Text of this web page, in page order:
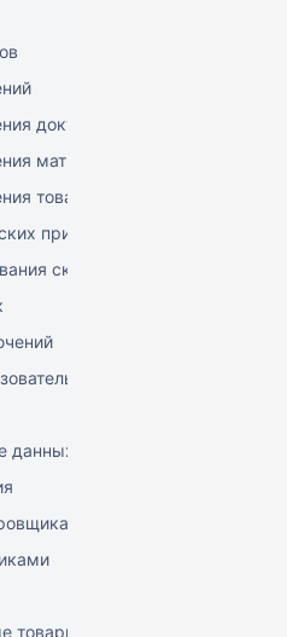
документов
матриц
товаров
приложений
сканирований штрихкодов
логирования
данных
товарные группы